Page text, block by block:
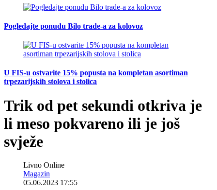
Pogledajte ponudu Bilo trade-a za kolovoz
U FIS-u ostvarite 15% popusta na kompletan asortiman
trpezarijskih stolova i stolica
Trik od pet sekundi otkriva je
li meso pokvareno ili je još
svježe
Livno Online
Magazin
05.06.2023 17:55